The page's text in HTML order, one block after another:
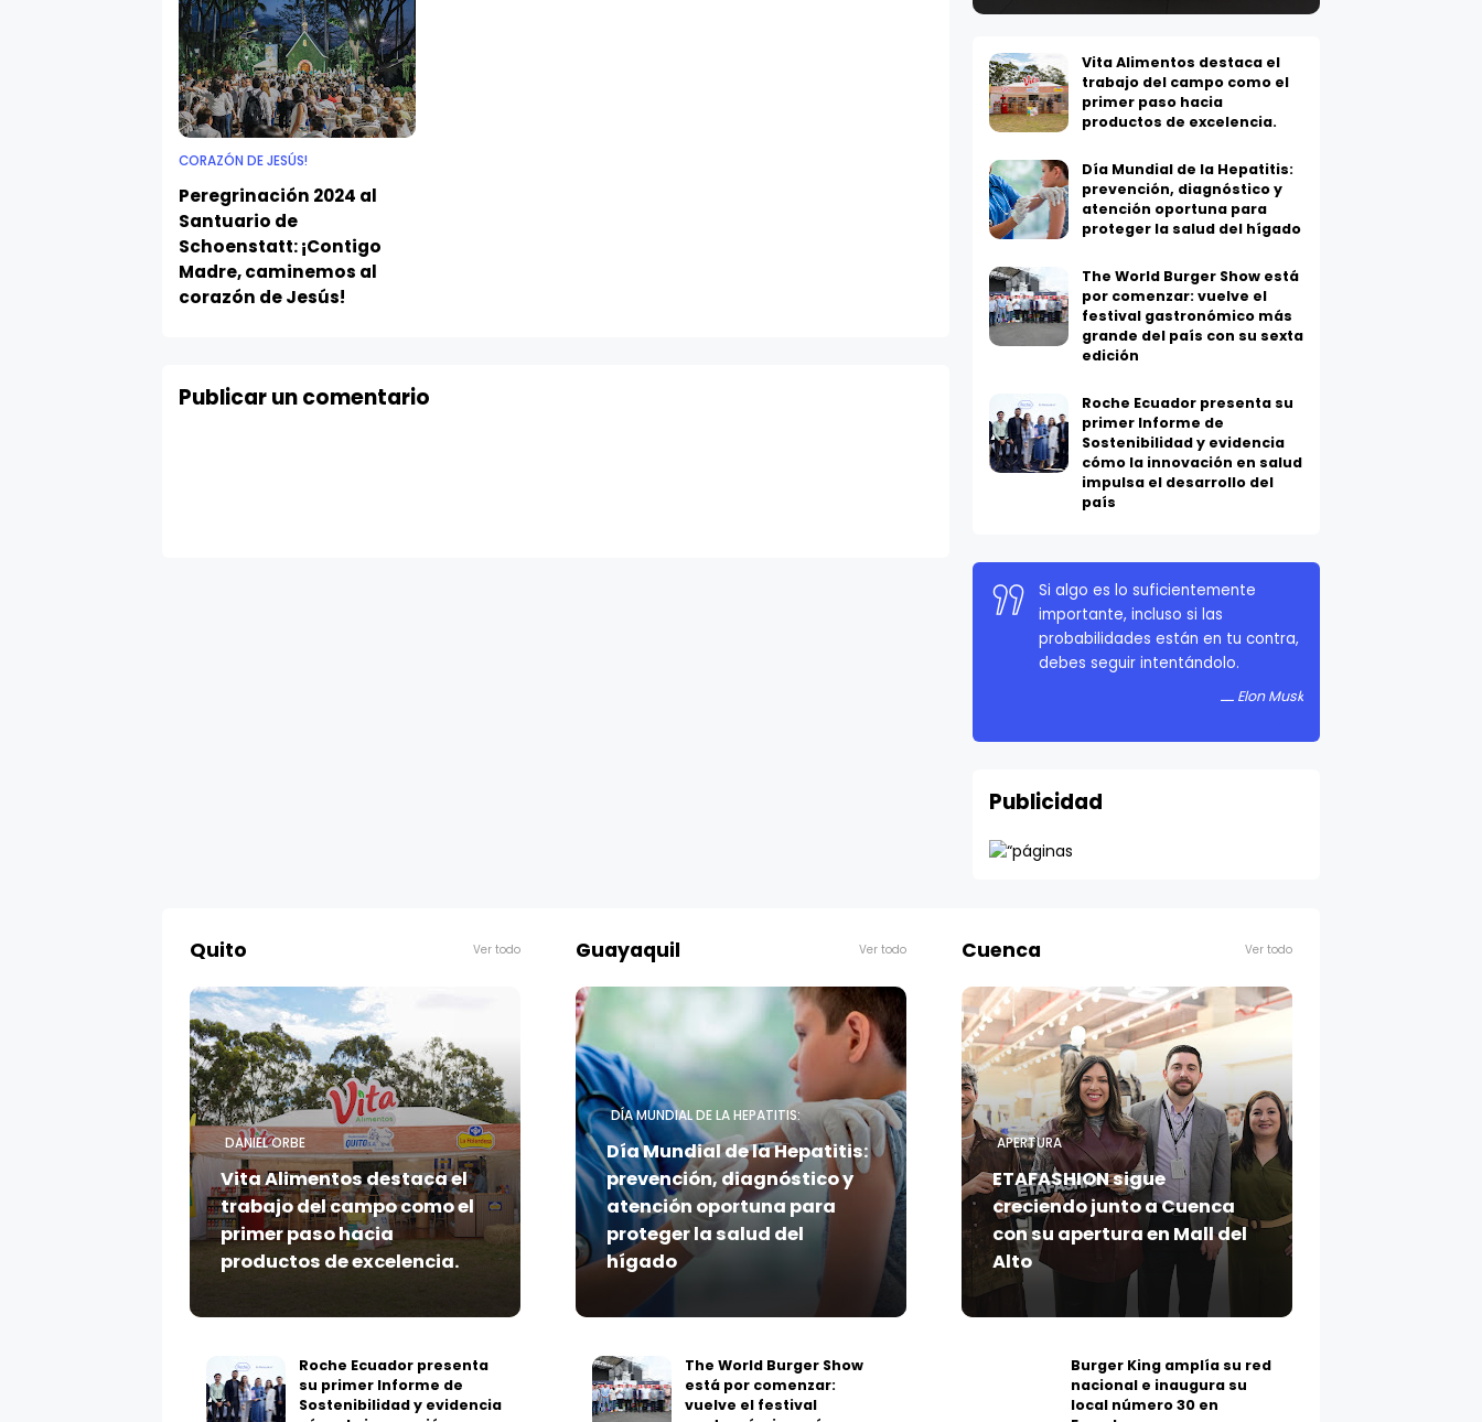
CORAZÓN DE JESÚS!
Peregrinación 2024 al
Santuario de
Schoenstatt: ¡Contigo
Madre, caminemos al
corazón de Jesús!
Publicar un comentario
Vita Alimentos destaca el
trabajo del campo como el
primer paso hacia
productos de excelencia.
Día Mundial de la Hepatitis:
prevención, diagnóstico y
atención oportuna para
proteger la salud del hígado
The World Burger Show está
por comenzar: vuelve el
festival gastronómico más
grande del país con su sexta
edición
Roche Ecuador presenta su
primer Informe de
Sostenibilidad y evidencia
cómo la innovación en salud
impulsa el desarrollo del
país
Si algo es lo suficientemente
importante, incluso si las
probabilidades están en tu contra,
debes seguir intentándolo.
Elon Musk
Publicidad
Quito Ver todo
DANIEL ORBE
Vita Alimentos destaca el
trabajo del campo como el
primer paso hacia
productos de excelencia.
Roche Ecuador presenta
su primer Informe de
Sostenibilidad y evidencia
Guayaquil Ver todo
DÍA MUNDIAL DE LA HEPATITIS:
Día Mundial de la Hepatitis:
prevención, diagnóstico y
atención oportuna para
proteger la salud del
hígado
The World Burger Show
está por comenzar:
vuelve el festival
Cuenca Ver todo
APERTURA
ETAFASHION sigue
creciendo junto a Cuenca
con su apertura en Mall del
Alto
Burger King amplía su red
nacional e inaugura su
local número 30 en